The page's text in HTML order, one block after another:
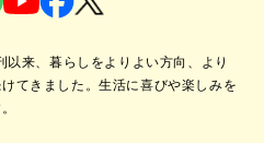
以来、暮らしをよりよい方向、より
てきました。生活に喜びや楽しみを